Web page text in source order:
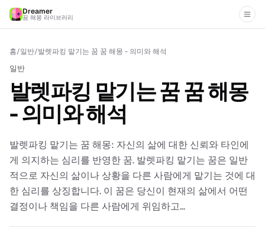
Dreamer
꿈 해몽 라이브러리
홈/일반/발렛파킹 맡기는 꿈 꿈 해몽 - 의미와 해석
일반
발렛파킹 맡기는 꿈 꿈 해몽
- 의미와 해석
발렛파킹 맡기는 꿈 해몽: 자신의 삶에 대한 신뢰와 타인에
게 의지하는 심리를 반영한 꿈. 발렛파킹 맡기는 꿈은 일반
적으로 자신의 삶이나 상황을 다른 사람에게 맡기는 것에 대
한 심리를 상징합니다. 이 꿈은 당신이 현재의 삶에서 어떤
결정이나 책임을 다른 사람에게 위임하고...